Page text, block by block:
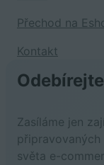
Přechod na
Kontakt
Zasíláme jen
světa e-